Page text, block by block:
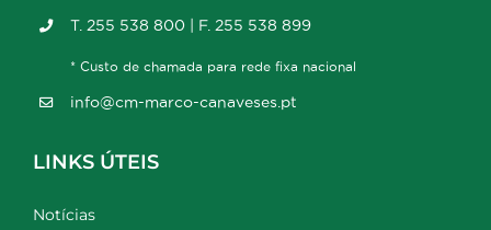
T. 255 538 800 | F. 255 538 899
* Custo de chamada para rede fixa nacional
info@cm-marco-canaveses.pt
LINKS ÚTEIS
Notícias